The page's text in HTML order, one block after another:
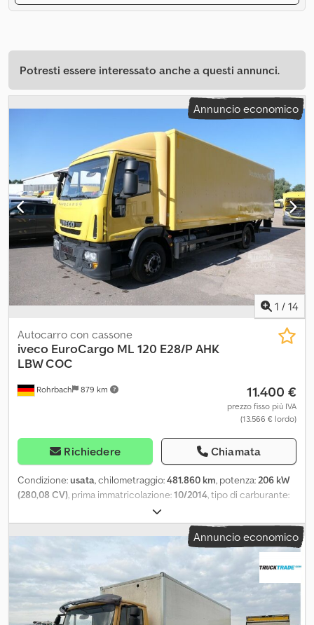
Potresti essere interessato anche a questi annunci.
Annuncio economico
1 / 14
Rohrbach 879 km
Autocarro con cassone
iveco EuroCargo ML 120 E28/P AHK
LBW COC
11.400 €
prezzo fisso più IVA
(13.566 € lordo)
Richiedere Chiamata
Condizione:usata, chilometraggio:481.860 km, potenza: 206 kW
(280,08 CV) , prima immatricolazione:10/2014 , tipo di carburante:
, peso massimo di carico:
peso complessivo:11.990 kg, passo:4.815 mm, carburante:diesel,
colore:giallo, cabina di guida:altro, tipo di ingranaggio:
automatico
, classe di emissione:Euro 6 , sospensione: altro,
numero di posti:
8.900 mm
, Anno di
produzione:2014 , altezza di costruzione: 3.350 mm
Equipaggiamento:gancio traino rimorchio, sponda idraulica
Acquisto o permuta di: - furgoni - carrelli elevatori - veicoli
Annuncio economico